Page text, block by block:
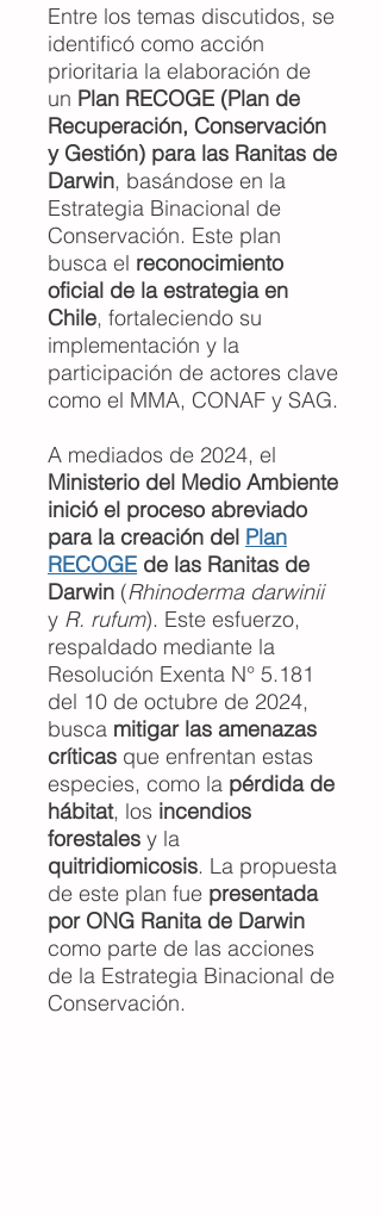
Entre los temas discutidos, se
identificó como acción
prioritaria la elaboración de
un Plan RECOGE (Plan de
Recuperación, Conservación
y Gestión) para las Ranitas de
Darwin, basándose en la
Estrategia Binacional de
Conservación. Este plan
busca el reconocimiento
oficial de la estrategia en
Chile, fortaleciendo su
implementación y la
participación de actores clave
como el MMA, CONAF y SAG.
A mediados de 2024, el
Ministerio del Medio Ambiente
inició el proceso abreviado
para la creación del Plan
RECOGE de las Ranitas de
Darwin (Rhinoderma darwinii
y R. rufum). Este esfuerzo,
respaldado mediante la
Resolución Exenta N° 5.181
del 10 de octubre de 2024,
busca mitigar las amenazas
críticas que enfrentan estas
especies, como la pérdida de
hábitat, los incendios
forestales y la
quitridiomicosis. La propuesta
de este plan fue presentada
por ONG Ranita de Darwin
como parte de las acciones
de la Estrategia Binacional de
Conservación.